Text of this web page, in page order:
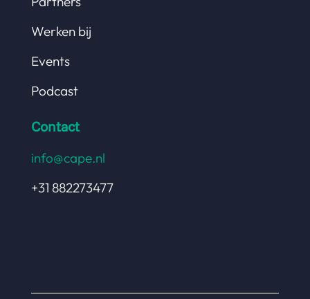
Werken bij
Events
Podcast
Contact
info@cape.nl
+31 882273477